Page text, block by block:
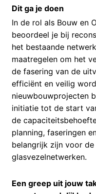
Dit ga je doen
In de rol als Bouw en
beoordeel je bij
het bestaande
maatregelen om het
de fasering van de
efficiënt en veilig
nieuwbouwprojecten
initiatie tot de start
de
planning, faseringen
belangrijk zijn voor de
glasvezelnetwerken.
Een greep uit jouw